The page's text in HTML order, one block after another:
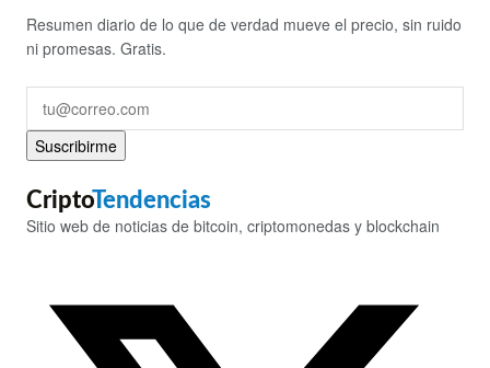
Resumen diario de lo que de verdad mueve el precio, sin ruido
ni promesas. Gratis.
Suscribirme
CriptoTendencias
Sitio web de noticias de bitcoin, criptomonedas y blockchain